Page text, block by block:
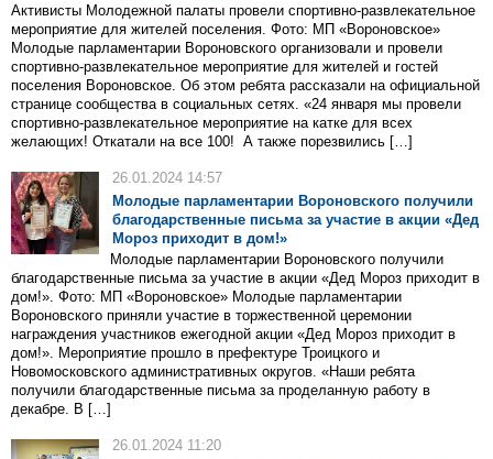
Активисты Молодежной палаты провели спортивно-развлекательное
мероприятие для жителей поселения. Фото: МП «Вороновское»
Молодые парламентарии Вороновского организовали и провели
спортивно-развлекательное мероприятие для жителей и гостей
поселения Вороновское. Об этом ребята рассказали на официальной
странице сообщества в социальных сетях. «24 января мы провели
спортивно-развлекательное мероприятие на катке для всех
желающих! Откатали на все 100! А также порезвились […]
26.01.2024 14:57
Молодые парламентарии Вороновского получили
благодарственные письма за участие в акции «Дед
Мороз приходит в дом!»
Молодые парламентарии Вороновского получили
благодарственные письма за участие в акции «Дед Мороз приходит в
дом!». Фото: МП «Вороновское» Молодые парламентарии
Вороновского приняли участие в торжественной церемонии
награждения участников ежегодной акции «Дед Мороз приходит в
дом!». Мероприятие прошло в префектуре Троицкого и
Новомосковского административных округов. «Наши ребята
получили благодарственные письма за проделанную работу в
декабре. В […]
26.01.2024 11:20